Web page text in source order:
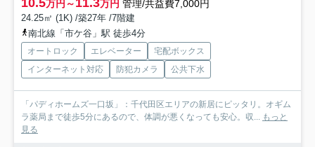
10.5万円～11.3万円 管理/共益費7,000円
24.25㎡ (1K) /築27年 /7階建
南北線「市ケ谷」駅 徒歩4分
オートロック エレベーター
宅配ボックス
インターネット対応
防犯カメラ 公共下水
「パディホームズ一口坂」：千代田区エリアの新居にピッタリ。オギム
ラ薬局まで徒歩5分にあるので、体調が悪くなっても安心。収... もっと
見る